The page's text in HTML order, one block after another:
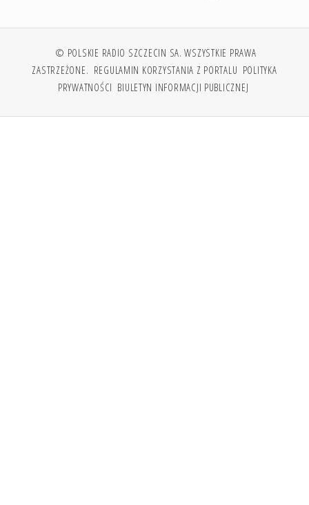
© POLSKIE RADIO SZCZECIN SA. WSZYSTKIE PRAWA
ZASTRZEŻONE. REGULAMIN KORZYSTANIA Z PORTALU POLITYKA
PRYWATNOŚCI BIULETYN INFORMACJI PUBLICZNEJ